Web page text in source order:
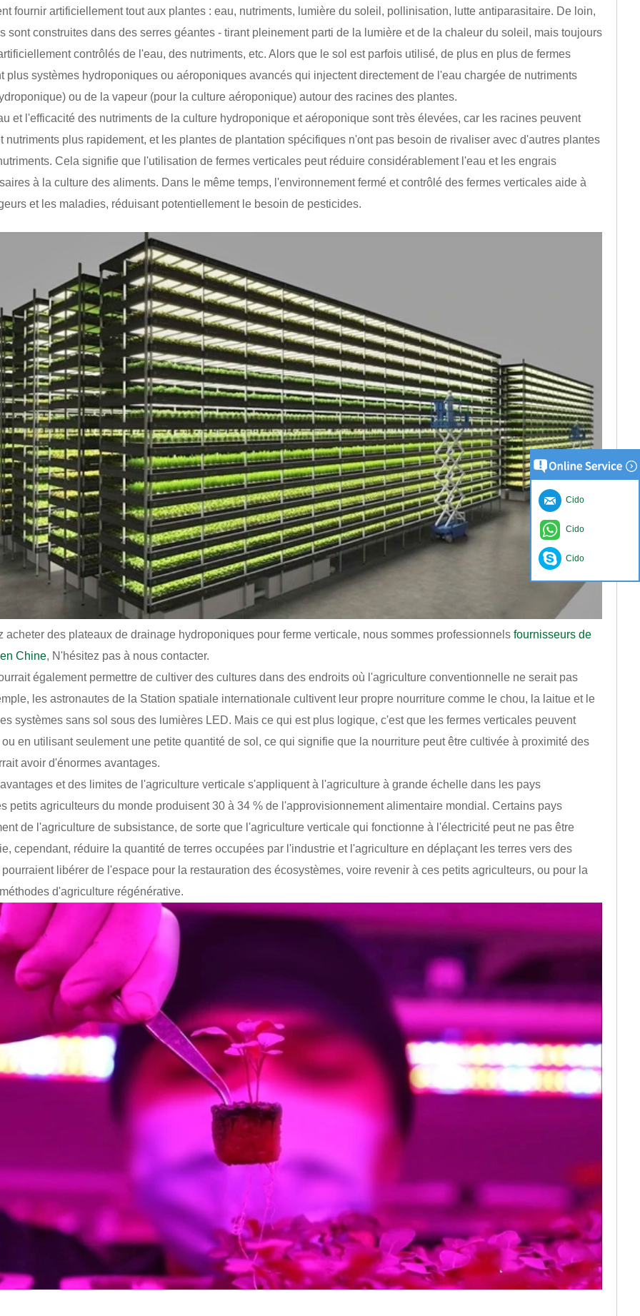
fournir artificiellement tout aux plantes : eau, nutriments, lumière du soleil, pollinisation, lutte antiparasitaire. De loin,
sont construites dans des serres géantes - tirant pleinement parti de la lumière et de la chaleur du soleil, mais toujours
contrôlés de l'eau, des nutriments, etc. Alors que le sol est parfois utilisé, de plus en plus de fermes
plus systèmes hydroponiques ou aéroponiques avancés qui injectent directement de l'eau chargée de nutriments
ou de la vapeur (pour la culture aéroponique) autour des racines des plantes.
et l'efficacité des nutriments de la culture hydroponique et aéroponique sont très élevées, car les racines peuvent
nutriments plus rapidement, et les plantes de plantation spécifiques n'ont pas besoin de rivaliser avec d'autres plantes
Cela signifie que l'utilisation de fermes verticales peut réduire considérablement l'eau et les engrais
à la culture des aliments. Dans le même temps, l'environnement fermé et contrôlé des fermes verticales aide à
et les maladies, réduisant potentiellement le besoin de pesticides.
acheter des plateaux de drainage hydroponiques pour ferme verticale, nous sommes professionnels fournisseurs de
Chine, N'hésitez pas à nous contacter.
également permettre de cultiver des cultures dans des endroits où l'agriculture conventionnelle ne serait pas
les astronautes de la Station spatiale internationale cultivent leur propre nourriture comme le chou, la laitue et le
systèmes sans sol sous des lumières LED. Mais ce qui est plus logique, c'est que les fermes verticales peuvent
en utilisant seulement une petite quantité de sol, ce qui signifie que la nourriture peut être cultivée à proximité des
avoir d'énormes avantages.
et des limites de l'agriculture verticale s'appliquent à l'agriculture à grande échelle dans les pays
petits agriculteurs du monde produisent 30 à 34 % de l'approvisionnement alimentaire mondial. Certains pays
de l'agriculture de subsistance, de sorte que l'agriculture verticale qui fonctionne à l'électricité peut ne pas être
cependant, réduire la quantité de terres occupées par l'industrie et l'agriculture en déplaçant les terres vers des
libérer de l'espace pour la restauration des écosystèmes, voire revenir à ces petits agriculteurs, ou pour la
d'agriculture régénérative.
Cido
Cido
Cido